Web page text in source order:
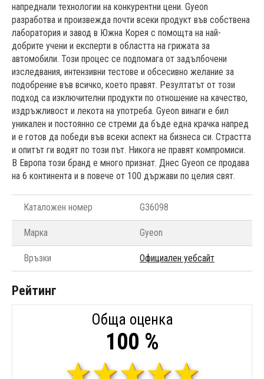
напреднали технологии на конкурентни цени. Gyeon
разработва и произвежда почти всеки продукт във собствена
лаборатория и завод в Южна Корея с помощта на най-
добрите учени и експерти в областта на грижата за
автомобили. Този процес се подпомага от задълбочени
изследвания, интензивни тестове и обсесивно желание за
подобрение във всичко, което правят. Резултатът от този
подход са изключителни продукти по отношение на качество,
издръжливост и лекота на употреба. Gyeon винаги е бил
уникален и постоянно се стреми да бъде една крачка напред
и е готов да победи във всеки аспект на бизнеса си. Страстта
и опитът ги водят по този път. Никога не правят компромиси.
В Европа този бранд е много признат. Днес Gyeon се продава
на 6 континента и в повече от 100 държави по целия свят.
Каталожен номер G36098
Марка Gyeon
Връзки Официален уебсайт
Рейтинг
Обща оценка
100 %